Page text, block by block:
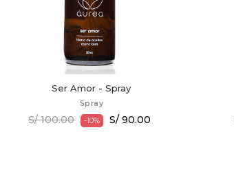
Ser Amor - Spray
Spray
S/ 100.00 -10% S/ 90.00